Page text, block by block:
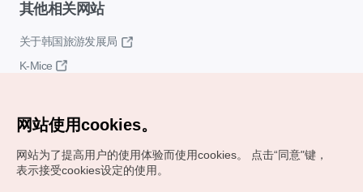
其他相关网站
关于韩国旅游发展局
K-Mice
网站使用cookies。
网站为了提高用户的使用体验而使用cookies。
点击“同意"键，
表示接受cookies设定的使用。